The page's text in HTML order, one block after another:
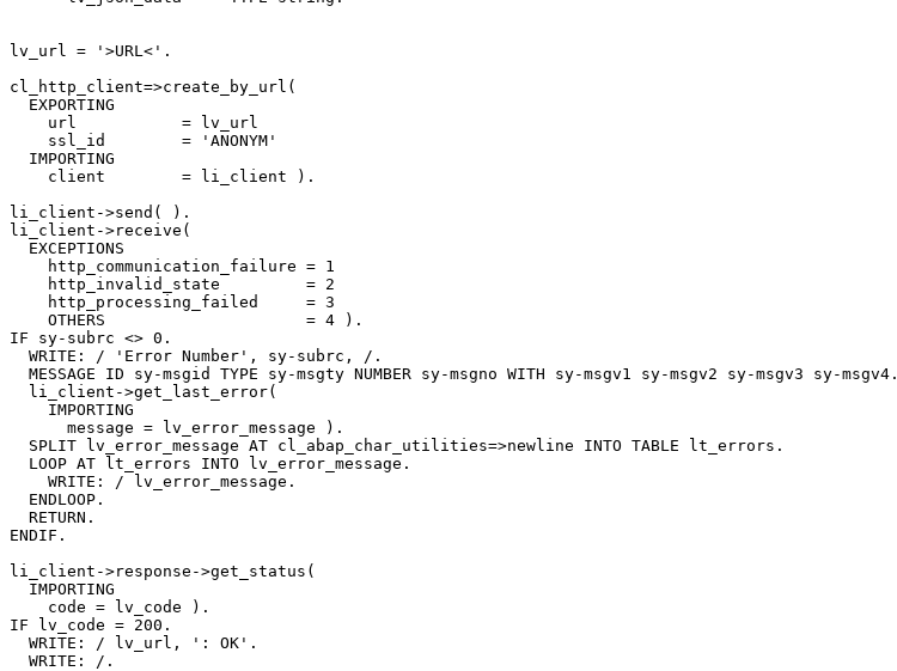
lv_url = '>URL<'.
cl_http_client=>create_by_url(
  EXPORTING
    url           = lv_url
    ssl_id        = 'ANONYM'
  IMPORTING
    client        = li_client ).
li_client->send( ).
li_client->receive(
  EXCEPTIONS
    http_communication_failure = 1
    http_invalid_state         = 2
    http_processing_failed     = 3
    OTHERS                     = 4 ).
IF sy-subrc <> 0.
  WRITE: / 'Error Number', sy-subrc, /.
  MESSAGE ID sy-msgid TYPE sy-msgty NUMBER sy-msgno WITH sy-msgv1 sy-msgv2 sy-msgv3 sy-msgv4.
  li_client->get_last_error(
    IMPORTING
      message = lv_error_message ).
  SPLIT lv_error_message AT cl_abap_char_utilities=>newline INTO TABLE lt_errors.
  LOOP AT lt_errors INTO lv_error_message.
    WRITE: / lv_error_message.
  ENDLOOP.
  RETURN.
ENDIF.
li_client->response->get_status(
  IMPORTING
    code = lv_code ).
IF lv_code = 200.
  WRITE: / lv_url, ': OK'.
  WRITE: /.